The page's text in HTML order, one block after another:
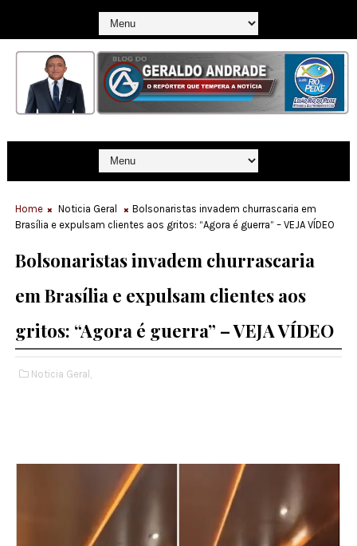
Home Noticia Geral
Bolsonaristas invadem churrascaria em
Brasília e expulsam clientes aos gritos: “Agora é guerra” – VEJA VÍDEO
Bolsonaristas invadem churrascaria
em Brasília e expulsam clientes aos
gritos: “Agora é guerra” – VEJA VÍDEO
Noticia Geral,